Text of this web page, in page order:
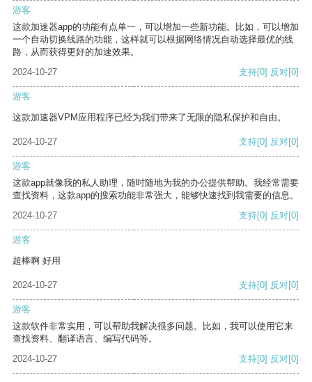
游客
这款加速器app的功能有点单一，可以增加一些新功能。比如，可以增加
一个自动切换线路的功能，这样就可以根据网络情况自动选择最优的线
路，从而获得更好的加速效果。
2024-10-27
支持[0] 反对[0]
游客
这款加速器VPM应用程序已经为我们带来了无限的隐私保护和自由。
2024-10-27 支持[0] 反对[0]
游客
这款app就像我的私人助理，随时随地为我的办公提供帮助。我经常需要
查找资料，这款app的搜索功能非常强大，能够快速找到我需要的信息。
2024-10-27
支持[0] 反对[0]
游客
超棒啊 好用
2024-10-27 支持[0] 反对[0]
游客
这款软件非常实用，可以帮助我解决很多问题。比如，我可以使用它来
查找资料、翻译语言、编写代码等。
2024-10-27
支持[0] 反对[0]